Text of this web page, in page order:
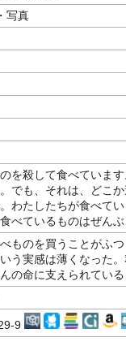
写真
を殺して食べていま
でも、それは、どこ
わたしたちが食べて
べているものはぜん
ものを買うことがふ
う実感は薄くなった
の命に支えられてい
9